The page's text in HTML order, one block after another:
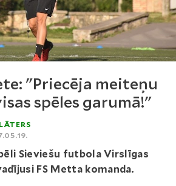
"Priecēja meiteņu
spēles garumā!"
Sieviešu futbola Virslīgas
FS Metta komanda.